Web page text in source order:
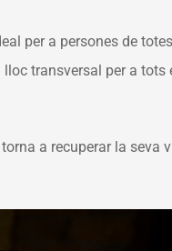
per a persones de
transversal per a tots
a recuperar la seva